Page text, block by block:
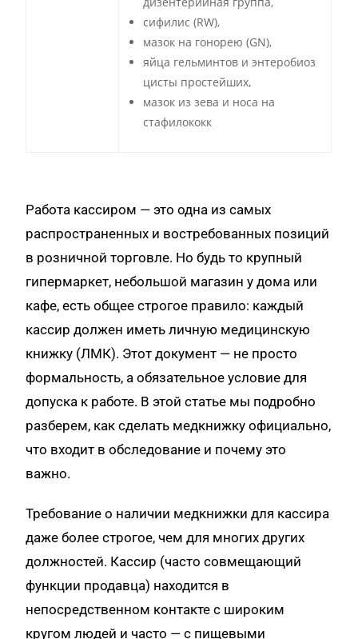
сифилис (RW),
мазок на гонорею (GN),
яйца гельминтов и энтеробиоз
цисты простейших,
мазок из зева и носа на
стафилококк
Работа кассиром — это одна из самых
распространенных и востребованных позиций
в розничной торговле. Но будь то крупный
гипермаркет, небольшой магазин у дома или
кафе, есть общее строгое правило: каждый
кассир должен иметь личную медицинскую
книжку (ЛМК). Этот документ — не просто
формальность, а обязательное условие для
допуска к работе. В этой статье мы подробно
разберем, как сделать медкнижку официально,
что входит в обследование и почему это
важно.
Требование о наличии медкнижки для кассира
даже более строгое, чем для многих других
должностей. Кассир (часто совмещающий
функции продавца) находится в
непосредственном контакте с широким
кругом людей и часто — с пищевыми